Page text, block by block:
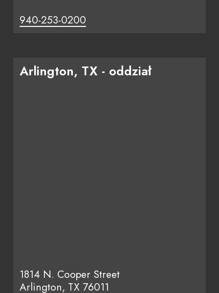
940-253-0200
Arlington, TX - oddział
1814 N. Cooper Street
Arlington, TX 76011